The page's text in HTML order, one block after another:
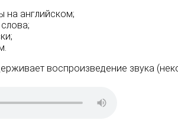
на английском;
воспроизведение звука